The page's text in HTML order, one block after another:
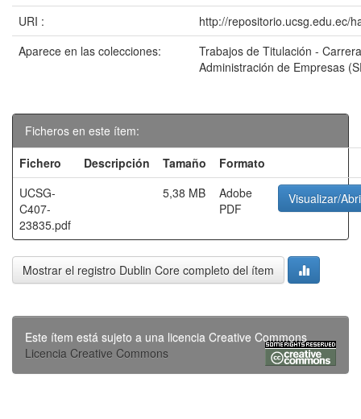
URI :
http://repositorio.ucsg.edu.ec/
Aparece en las colecciones:
Trabajos de Titulación -
Administración de Empresas
Ficheros en este ítem:
Fichero
Descripción Tamaño
Formato
UCSG-
C407-
23835.pdf
5,38 MB
Adobe
PDF
Visualizar/
Mostrar el registro Dublin Core completo del ítem
Este ítem está sujeto a una licencia Creative Commons
Licencia Creative Commons